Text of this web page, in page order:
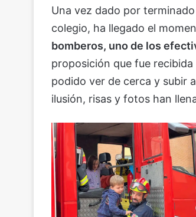
Una vez dado por
colegio, ha llegado el
bomberos, uno de los
proposición que fue
podido ver de cerca y subir
ilusión, risas y fotos han